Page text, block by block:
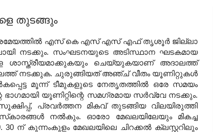
തുടങ്ങും
എസ് കെ എസ് എസ് എഫ് തൃശൂര്‍ ജില്ലാ
നടക്കും. സംഘടനയുടെ അടിസ്ഥാന ഘടകമായ
ശാസ്ത്രീയമാക്കുകയും ചെയ്യുകയാണ് അദാലത്ത്
നടക്കുക. ചുരുങ്ങിയത് അഞ്ച് വീതം യൂണിറ്റുകള്‍
മൂന്ന് ടീമുകളുടെ നേതൃതത്തില്‍ ഒരേ സമയം
യൂണിറ്റിന്റെ സമഗ്രമായ സര്‍വ്വേ നടക്കും.
പ്രവര്‍ത്തന മികവ് തുടങ്ങിയ വിലയിരുത്തി
നല്‍കും. ഓരോ മേഖലയിലേയും മികച്ച
ന് കുന്നംകുളം മേഖലയിലെ ചിറക്കല്‍ ക്ലസ്റ്ററിലും